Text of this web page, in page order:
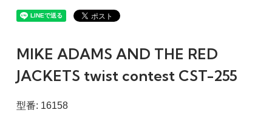
MIKE ADAMS AND THE RED
JACKETS twist contest CST-255
型番: 16158